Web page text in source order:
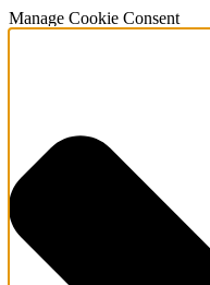
Manage Cookie Consent